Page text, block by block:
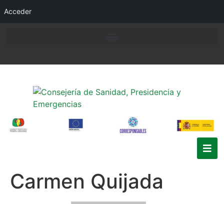
Acceder
Carmen Quijada